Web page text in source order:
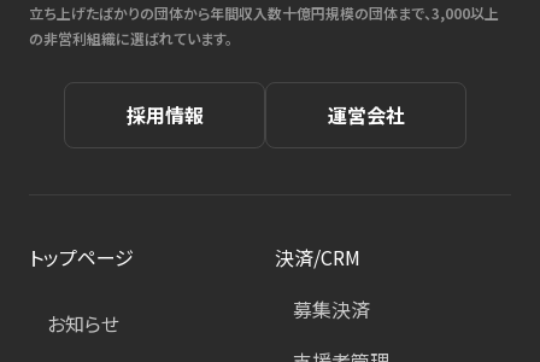
立ち上げたばかりの団体から年間収入数十億円規模の団体まで、3,000以上
の非営利組織に選ばれています。
採用情報 運営会社
トップページ
お知らせ
決済/CRM
募集決済